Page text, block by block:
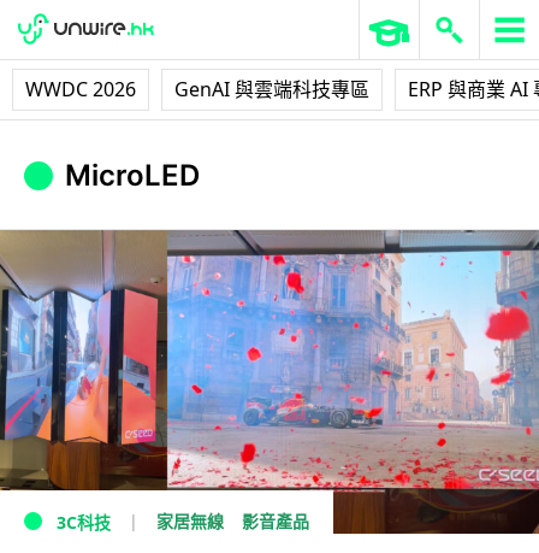
WWDC 2026 GenAI 與雲端科技專區 ERP 與商業 AI
MicroLED
3C科技 家居無線 影音產品